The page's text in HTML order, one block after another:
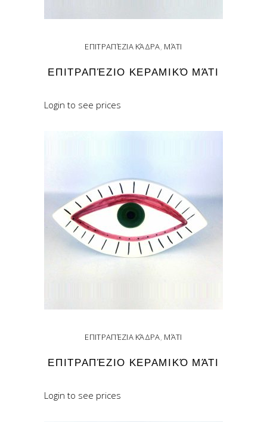
ΕΠΙΤΡΑΠΈΖΙΑ ΚΆΔΡΑ, ΜΆΤΙ
ΕΠΙΤΡΑΠΈΖΙΟ ΚΕΡΑΜΙΚΌ ΜΆΤΙ
READ MORE
Login to see prices
ΕΠΙΤΡΑΠΈΖΙΑ ΚΆΔΡΑ, ΜΆΤΙ
ΕΠΙΤΡΑΠΈΖΙΟ ΚΕΡΑΜΙΚΌ ΜΆΤΙ
READ MORE
Login to see prices